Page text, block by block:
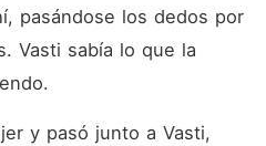
"El Arte de Renacer": Freya,
John, Athena.
pasándose los dedos por
Vasti sabía lo que la
y pasó junto a Vasti,